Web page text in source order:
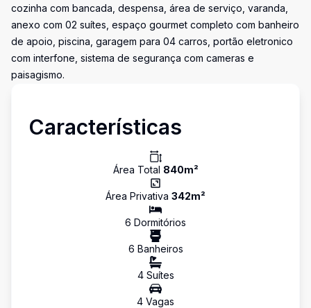
cozinha com bancada, despensa, área de serviço, varanda,
anexo com 02 suítes, espaço gourmet completo com banheiro
de apoio, piscina, garagem para 04 carros, portão eletronico
com interfone, sistema de segurança com cameras e
paisagismo.
Características
Área Total 840m²
Área Privativa 342m²
6 Dormitórios
6 Banheiros
4Suítes
4 Vagas